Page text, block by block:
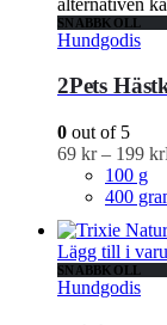
SNABBKOLL
Hundgodis
2Pets
0 out of 5
69 kr – 199 kr
100 g
400
Lägg till i
SNABBKOLL
Hundgodis